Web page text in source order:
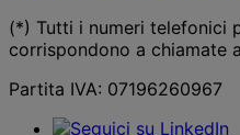
(*) Tutti i numeri telefonici
corrispondono a chiamate
Partita IVA: 07196260967